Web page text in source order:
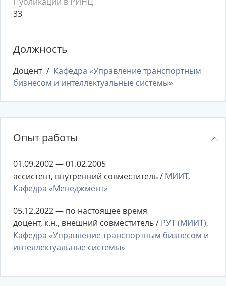
33
Должность
Доцент
Кафедра «Управление транспортным
бизнесом и интеллектуальные системы»
Опыт работы
01.09.2002 — 01.02.2005
ассистент, внутренний совместитель / МИИТ,
Кафедра «Менеджмент»
05.12.2022 — по настоящее время
доцент, к.н., внешний совместитель / РУТ (МИИТ),
Кафедра «Управление транспортным бизнесом и
интеллектуальные системы»